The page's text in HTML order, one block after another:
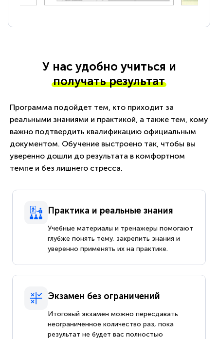
У нас удобно учиться и
получать результат
Программа подойдет тем, кто приходит за
реальными знаниями и практикой, а также тем, кому
важно подтвердить квалификацию официальным
документом. Обучение выстроено так, чтобы вы
уверенно дошли до результата в комфортном
темпе и без лишнего стресса.
Практика и реальные знания
Учебные материалы и тренажеры помогают
глубже понять тему, закрепить знания и
уверенно применять их на практике.
Экзамен без ограничений
Итоговый экзамен можно пересдавать
неограниченное количество раз, пока
результат не будет вас полностью